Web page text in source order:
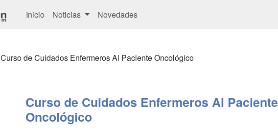
Inicio Noticias Novedades
Curso de Cuidados Enfermeros Al Paciente Oncológico
Curso de Cuidados Enfermeros Al Paciente
Oncológico